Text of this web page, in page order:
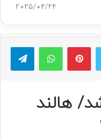
2025/04/24
توییتر پینتریستواتس آپ
هالند